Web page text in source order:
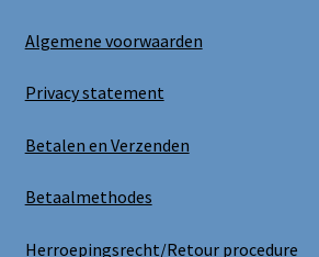
Algemene voorwaarden
Privacy statement
Betalen en Verzenden
Betaalmethodes
Herroepingsrecht/Retour procedure